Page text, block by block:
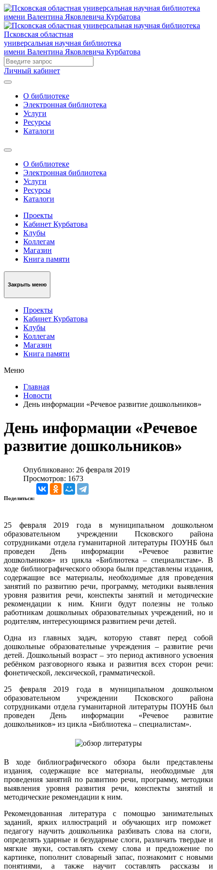
Псковская областная
универсальная научная библиотека
имени Валентина Яковлевича Курбатова
Личный кабинет
О библиотеке
Электронная библиотека
Услуги
Ресурсы
Каталоги
О библиотеке
Электронная библиотека
Услуги
Ресурсы
Каталоги
Проекты
Кабинет Курбатова
Клубы
Коллегам
Магазин
Книга памяти
Закрыть меню
Проекты
Кабинет Курбатова
Клубы
Коллегам
Магазин
Книга памяти
Меню
Главная
Новости
День информации «Речевое развитие дошкольников»
День информации «Речевое
развитие дошкольников»
Опубликовано: 26 февраля 2019
Просмотров: 1673
Поделиться:
25 февраля 2019 года в муниципальном дошкольном
образовательном учреждении Псковского района
сотрудниками отдела гуманитарной литературы ПОУНБ был
проведен День информации «Речевое развитие
дошкольников» из цикла «Библиотека – специалистам». В
ходе библиографического обзора были представлены издания,
содержащие все материалы, необходимые для проведения
занятий по развитию речи, программу, методики выявления
уровня развития речи, конспекты занятий и методические
рекомендации к ним. Книги будут полезны не только
работникам дошкольных образовательных учреждений, но и
родителям, интересующимся развитием речи детей.
Одна из главных задач, которую ставят перед собой
дошкольные образовательные учреждения – развитие речи
детей. Дошкольный возраст – это период активного усвоения
ребёнком разговорного языка и развития всех сторон речи:
фонетической, лексической, грамматической.
25 февраля 2019 года в муниципальном дошкольном
образовательном учреждении Псковского района
сотрудниками отдела гуманитарной литературы ПОУНБ был
проведен День информации «Речевое развитие
дошкольников» из цикла «Библиотека – специалистам».
В ходе библиографического обзора были представлены
издания, содержащие все материалы, необходимые для
проведения занятий по развитию речи, программу, методики
выявления уровня развития речи, конспекты занятий и
методические рекомендации к ним.
Рекомендованная литература с помощью занимательных
заданий, ярких иллюстраций и обучающих игр поможет
педагогу научить дошкольника разбивать слова на слоги,
определять ударные и безударные слоги, различать твердые и
мягкие звуки, составлять схему слова и предложение по
картинке, пополнит словарный запас, познакомит с новыми
понятиями, а также научит составлять рассказы и